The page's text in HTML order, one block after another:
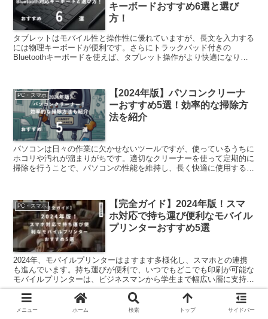
キーボードおすすめ6選と選び
方！
タブレットはモバイル性と操作性に優れていますが、長文を入力する
には物理キーボードが便利です。さらにトラックパッド付きの
Bluetoothキーボードを使えば、タブレット操作がより快適になりま
PC・スマホ
【2024年版】パソコンクリーナ
ーおすすめ5選！効率的な掃除方
法を紹介
パソコンは日々の作業に欠かせないツールですが、使っているうちに
ホコリや汚れが溜まりがちです。適切なクリーナーを使って定期的に
掃除を行うことで、パソコンの性能を維持し、長く快適に使用するこ
PC・スマホ
【完全ガイド】2024年版！スマ
ホ対応で持ち運び便利なモバイル
プリンターおすすめ5選
2024年、モバイルプリンターはますます多様化し、スマホとの連携
も進んでいます。持ち運びが便利で、いつでもどこでも印刷が可能な
モバイルプリンターは、ビジネスマンから学生まで幅広い層に支持さ
れています。このガイドでは、最新技術を搭載したおすす...
【2024年最新】ビジネスに最適
メニュー ホーム 検索 トップ サイドバー